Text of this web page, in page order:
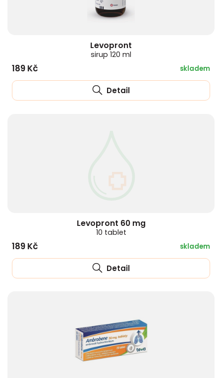
Levopront
sirup 120 ml
189 Kč skladem
Detail
Levopront 60 mg
10 tablet
189 Kč skladem
Detail